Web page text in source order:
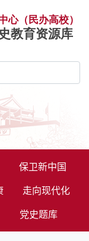
保卫新中国
走向现代化
党史题库